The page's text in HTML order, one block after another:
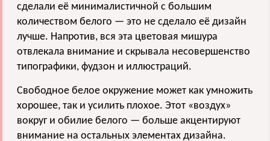
сделали её минималистичной с большим
количеством белого — это не сделало её дизайн
лучше. Напротив, вся эта цветовая мишура
отвлекала внимание и скрывала несовершенство
типографики, фудзон и иллюстраций.
Свободное белое окружение может как умножить
хорошее, так и усилить плохое. Этот «воздух»
вокруг и обилие белого — больше акцентируют
внимание на остальных элементах дизайна.